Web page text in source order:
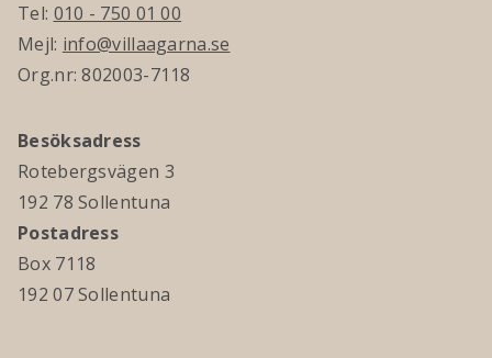
Tel: 010 - 750 01 00
Mejl: info@villaagarna.se
Org.nr: 802003-7118
Besöksadress
Rotebergsvägen 3
192 78 Sollentuna
Postadress
Box 7118
192 07 Sollentuna